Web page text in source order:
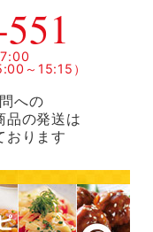
～15:15）
への
品の発送は
おります